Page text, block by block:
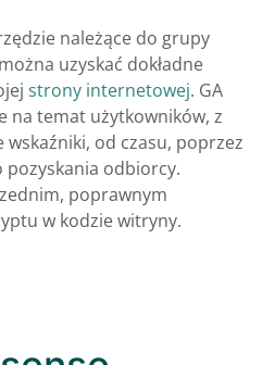
należące do grupy
uzyskać dokładne
strony internetowej. GA
na temat użytkowników, z
wskaźniki, od czasu, poprzez
pozyskania odbiorcy.
poprawnym
w kodzie witryny.